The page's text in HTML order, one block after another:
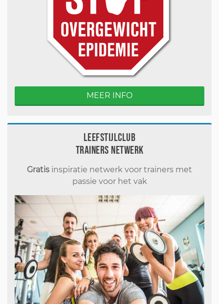
MEER INFO
Leefstijlclub
Trainers Netwerk
Gratis inspiratie netwerk voor trainers met
passie voor het vak